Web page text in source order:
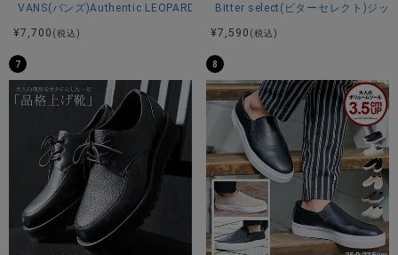
VANS(バンズ)Authentic LEOPARD BLACK/PEWTER/全1色
¥7,700 (税込)
Bitter select(ビターセレクト)ジッ
¥7,590 (税込)
7 8